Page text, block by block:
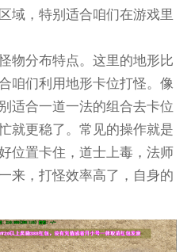
域，特别适合咱们在游戏里
物分布特点。这里的地形比
咱们利用地形卡位打怪。像
适合一道一法的组合去卡位
就更稳了。常见的操作就是
位置卡住，道士上毒，法师
来，打怪效率高了，自身的